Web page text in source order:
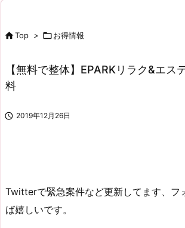
Top > お得情報
【無料で整体】EPARKリラク&エ
料
 2019年12月26日
Twitterで緊急案件など更新してます、フ
ば嬉しいです。